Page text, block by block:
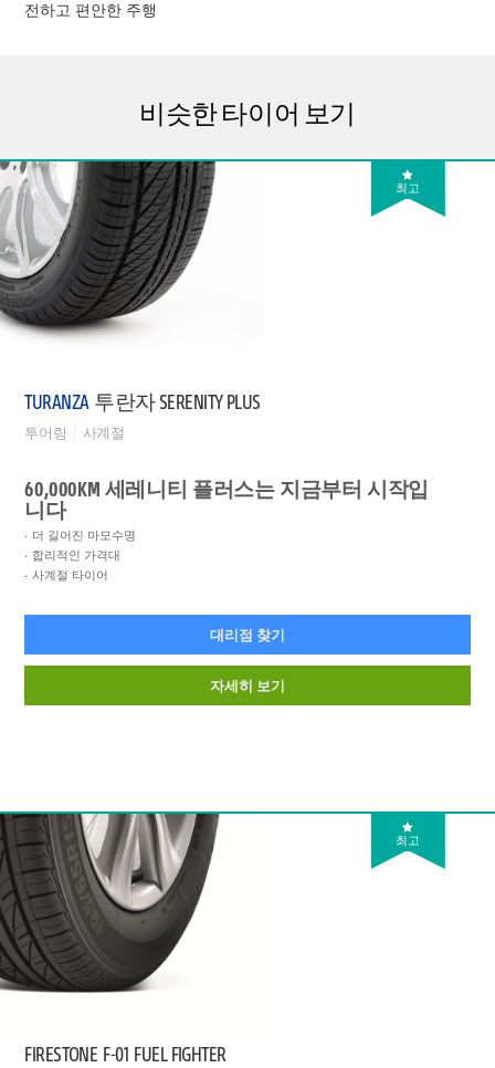
전하고 편안한 주행
비슷한 타이어 보기
최고
TURANZA 투란자 SERENITY PLUS
투어링 사계절
60,000KM 세레니티 플러스는 지금부터 시작입
니다
더 길어진 마모수명
합리적인 가격대
사계절 타이어
대리점 찾기
자세히 보기
최고
FIRESTONE F-01 FUEL FIGHTER